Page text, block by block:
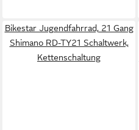
Bikestar Jugendfahrrad, 21 Gang
Shimano RD-TY21 Schaltwerk,
Kettenschaltung